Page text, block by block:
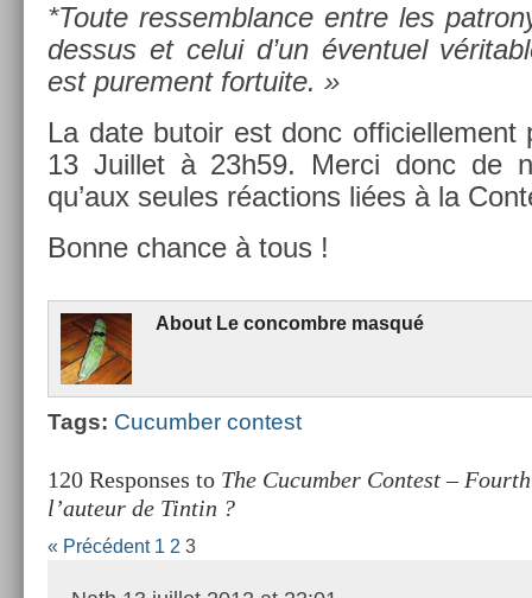
*Toute re­ssemblan­ce entre les
dessus et celui d’un éven­tuel
est pure­ment for­tuite. »
La date butoir est donc of­ficiel­le­ment
13 Juil­let à 23h59. Merci donc de
qu’aux seules réac­tions liées à la
Bonne chan­ce à tous !
About Le con­combre masqué
Tags: Cucumb­er con­test
120 Responses to The Cucumber Contest –
l’auteur de Tintin ?
« Précédent 1 2 3